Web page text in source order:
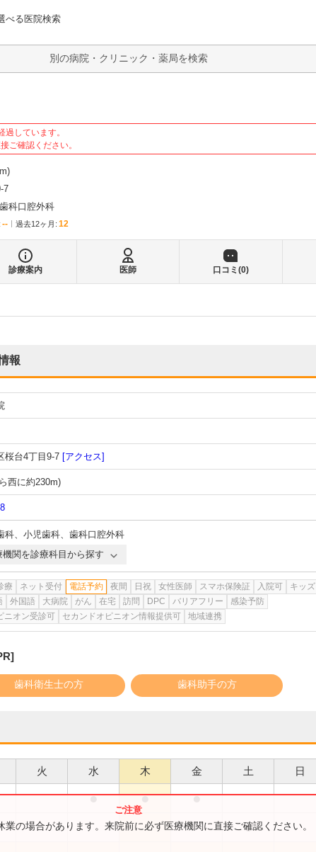
べる医院検索
検索
しています。
ご確認ください。
)
7
歯科口腔外科
-- 過去12ヶ月: 12
診療案内 医師 口コミ(0)
報
桜台4丁目9-7 [アクセス]
西に約230m)
科、 小児歯科、 歯科口腔外科
機関を診療科目から探す
療 ネット受付 電話予約 夜間 日祝 女性医師 スマホ保険証 入院可 キッズ
外国語 大病院 がん 在宅 訪問 DPC バリアフリー
感染予防
ニオン受診可
セカンドオピニオン情報提供可 地域連携
歯科衛生士の方 歯科助手の方
火 水 木 金 土 日
● ● ●
●
の場合があります。来院前に必ず医療機関に直接ご確認ください。